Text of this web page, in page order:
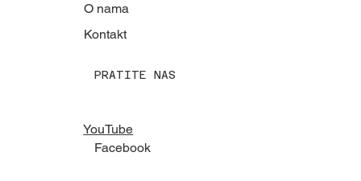
O nama
Kontakt
PRATITE NAS
Facebook
YouTube